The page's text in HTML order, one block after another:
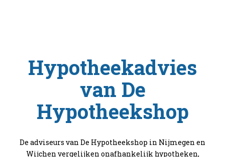
Hypotheekadvies
van De
Hypotheekshop
De adviseurs van De Hypotheekshop in Nijmegen en
Wijchen vergelijken onafhankelijk hypotheken,